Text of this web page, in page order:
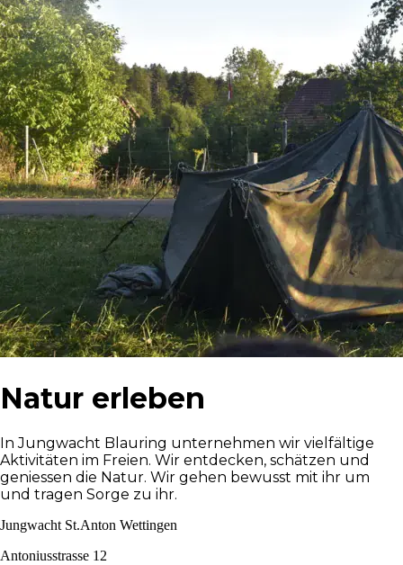
Natur erleben
In Jungwacht Blauring unternehmen wir vielfältige
Aktivitäten im Freien. Wir entdecken, schätzen und
geniessen die Natur. Wir gehen bewusst mit ihr um
und tragen Sorge zu ihr.
Jungwacht St.Anton Wettingen
Antoniusstrasse 12